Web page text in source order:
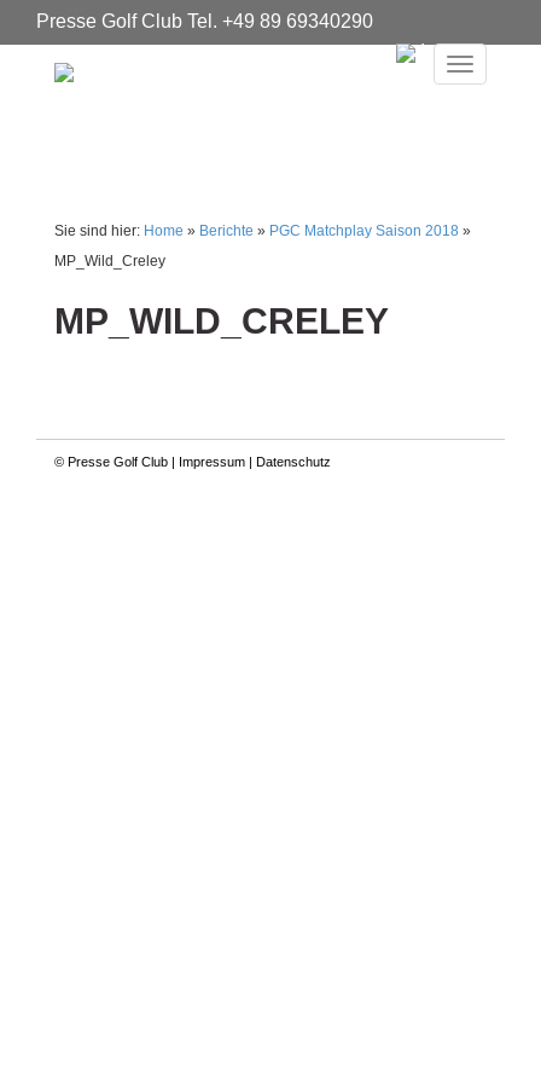
Presse Golf Club Tel. +49 89 69340290
Instagram
Toggle
Sie sind hier: Home » Berichte » PGC Matchplay Saison 2018 »
MP_Wild_Creley
MP_WILD_CRELEY
© Presse Golf Club | Impressum | Datenschutz